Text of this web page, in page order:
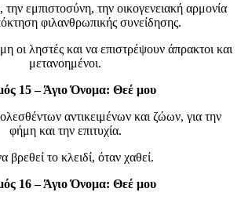
την εμπιστοσύνη, την οικογενειακή αρμονία
φιλανθρωπικής συνείδησης.
οι ληστές και να επιστρέψουν άπρακτοι και
μετανοημένοι.
15 – Άγιο Όνομα: Θεέ μου
αντικειμένων και ζώων, για την
φήμη και την επιτυχία.
βρεθεί το κλειδί, όταν χαθεί.
16 – Άγιο Όνομα: Θεέ μου